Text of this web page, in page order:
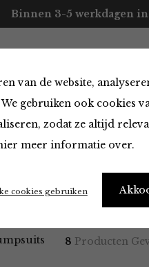
van de website,
gebruiken ook cookies
zodat ze altijd
meer informatie over.
cookies gebruiken
Binnen 3-5 werkdagen
ons Contact
8 Producten